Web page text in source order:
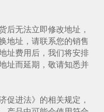
后无法立即修改地址，
地址，请联系您的销售
址费用后，我们将安排
址而延期，敬请知悉并
促进法》的相关规定，